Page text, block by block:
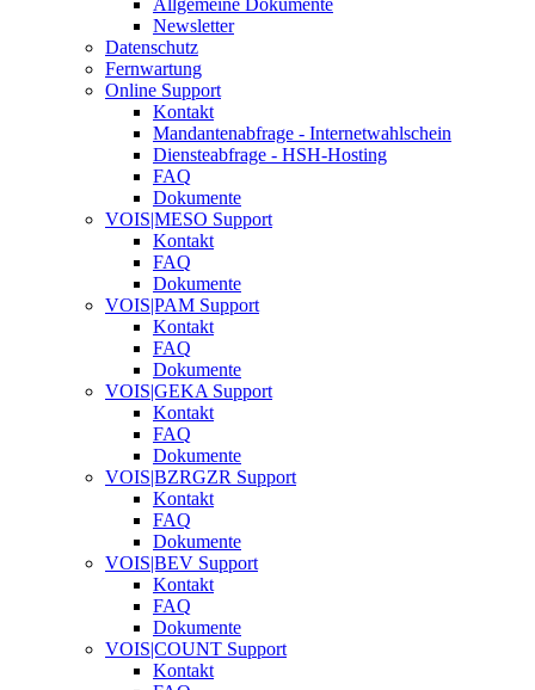
Allgemeine Dokumente
Newsletter
Datenschutz
Fernwartung
Online Support
Kontakt
Mandantenabfrage - Internetwahlschein
Diensteabfrage - HSH-Hosting
FAQ
Dokumente
VOIS|MESO Support
Kontakt
FAQ
Dokumente
VOIS|PAM Support
Kontakt
FAQ
Dokumente
VOIS|GEKA Support
Kontakt
FAQ
Dokumente
VOIS|BZRGZR Support
Kontakt
FAQ
Dokumente
VOIS|BEV Support
Kontakt
FAQ
Dokumente
VOIS|COUNT Support
Kontakt